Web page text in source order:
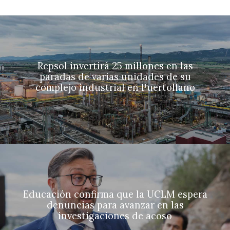
Repsol invertirá 25 millones en las
paradas de varias unidades de su
complejo industrial en Puertollano
Educación confirma que la UCLM espera
denuncias para avanzar en las
investigaciones de acoso